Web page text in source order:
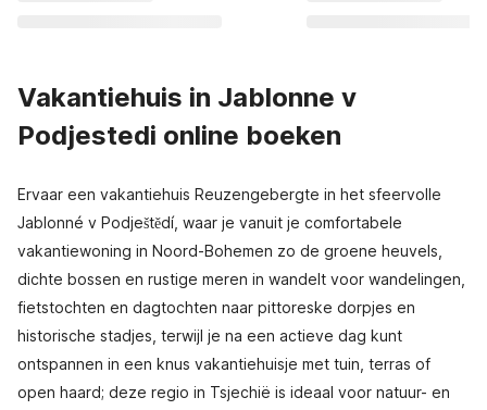
Vakantiehuis in Jablonne v
Podjestedi online boeken
Ervaar een vakantiehuis Reuzengebergte in het sfeervolle
Jablonné v Podještědí, waar je vanuit je comfortabele
vakantiewoning in Noord-Bohemen zo de groene heuvels,
dichte bossen en rustige meren in wandelt voor wandelingen,
fietstochten en dagtochten naar pittoreske dorpjes en
historische stadjes, terwijl je na een actieve dag kunt
ontspannen in een knus vakantiehuisje met tuin, terras of
open haard; deze regio in Tsjechië is ideaal voor natuur- en